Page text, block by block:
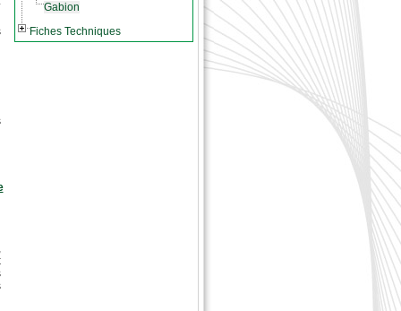
Gabion
Fiches Techniques